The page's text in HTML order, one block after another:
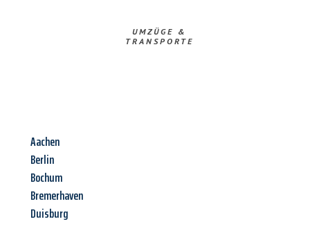
UMZÜGE &
TRANSPORTE
Aachen
Berlin
Bochum
Bremerhaven
Duisburg